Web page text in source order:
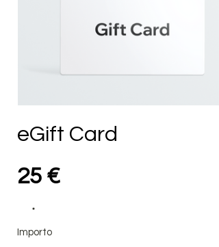
eGift Card
25 €
Importo